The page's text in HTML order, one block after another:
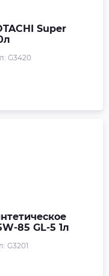
Super
G3420
85 GL-5 1л
G3201